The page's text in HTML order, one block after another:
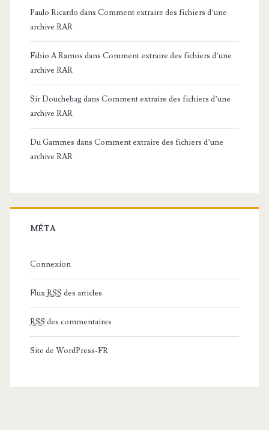
Paulo Ricardo dans Comment extraire des fichiers d’une
archive RAR
Fabio A Ramos dans Comment extraire des fichiers d’une
archive RAR
Sir Douchebagdans Comment extraire des fichiers d’une
archive RAR
Du Gammes dans Comment extraire des fichiers d’une
archive RAR
MÉTA
Connexion
FluxRSS des articles
RSS des commentaires
Site de WordPress-FR